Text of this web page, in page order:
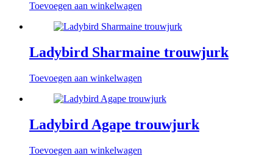
Toevoegen aan winkelwagen
Ladybird Sharmaine trouwjurk
Toevoegen aan winkelwagen
Ladybird Agape trouwjurk
Toevoegen aan winkelwagen